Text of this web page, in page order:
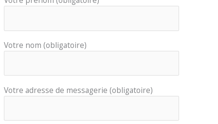
Votre nom (obligatoire)
Votre adresse de messagerie (obligatoire)